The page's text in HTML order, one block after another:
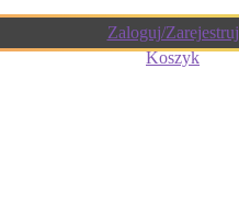
Zaloguj/Zarejestruj
Koszyk